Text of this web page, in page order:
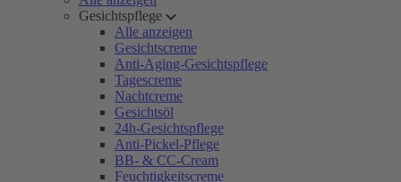
Gesichtspflege
Alle anzeigen
Gesichtscreme
Anti-Aging-Gesichtspflege
Tagescreme
Nachtcreme
Gesichtsöl
24h-Gesichtspflege
Anti-Pickel-Pflege
BB- & CC-Cream
Feuchtigkeitscreme